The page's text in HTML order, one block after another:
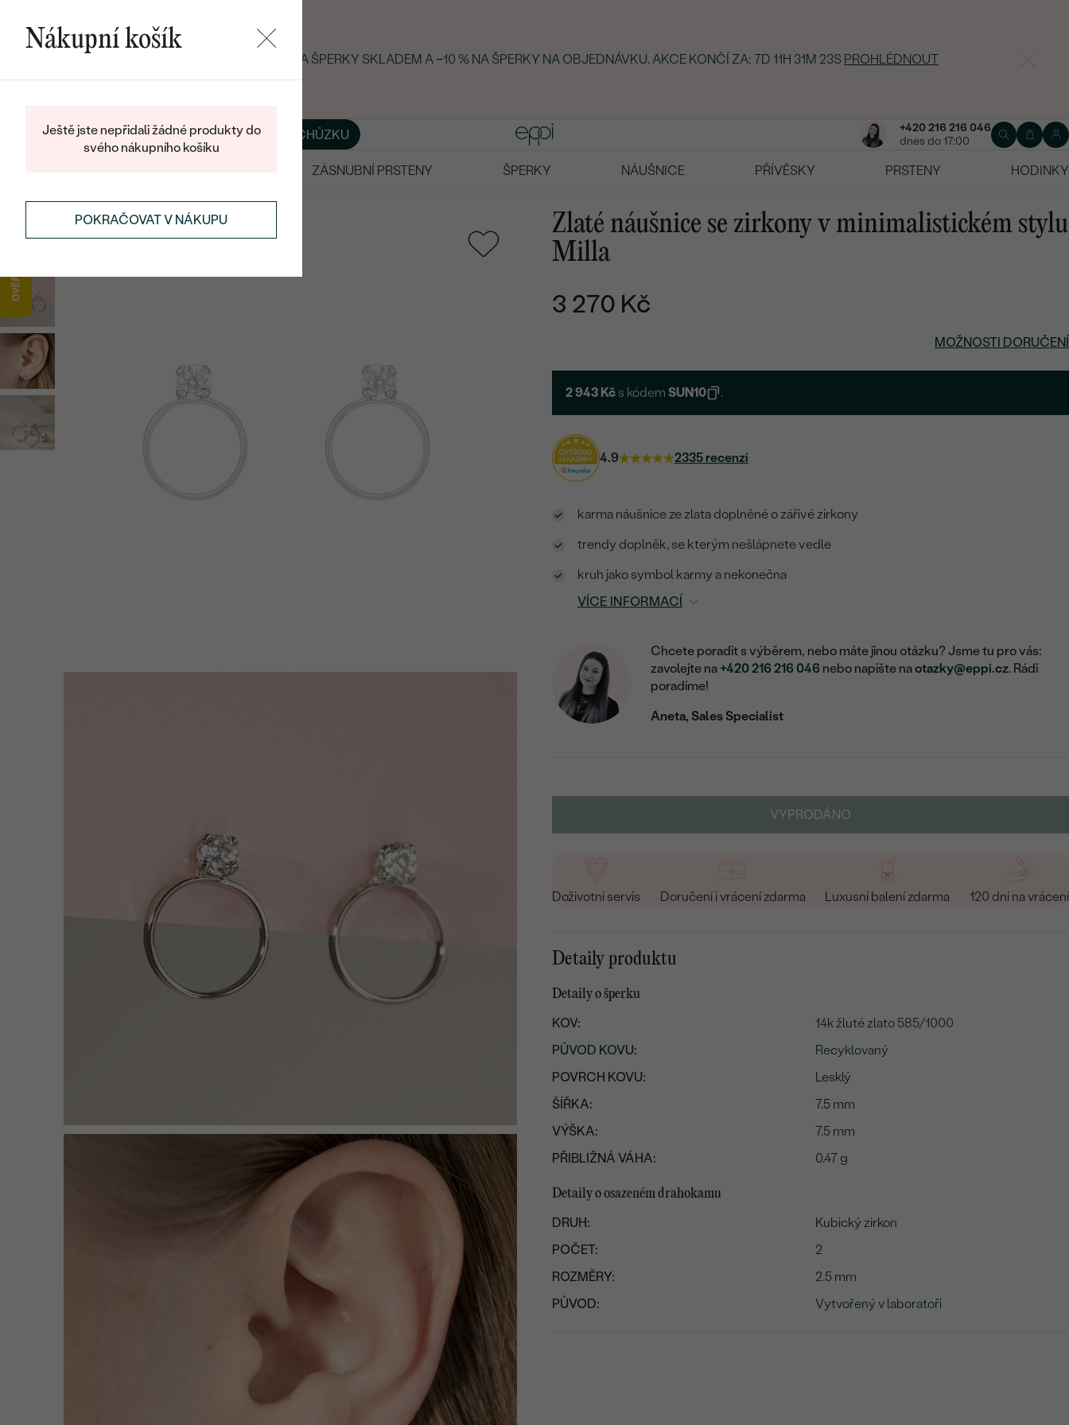
LETNÍ BLACK FRIDAY: −25 % NA ŠPERKY SKLADEM A −10 % NA ŠPERKY NA OBJEDNÁVKU. AKCE KONČÍ ZA: 7D 11H 31M 22S PROHLÉDNOUT
BLOGŠPERKY NA MÍRU DOMLUVIT SI SCHŮZKU
+420 216 216 046
dnes do 17:00
ZÁSNUBNÍ PRSTENY ŠPERKY NÁUŠNICE PŘÍVĚSKY PRSTENY
HODINKY
NÁUŠNICEZLATÉ NÁUŠNICE
Zlaté náušnice se zirkony v minimalistickém stylu
Milla
3 270 Kč
MOŽNOSTI DORUČENÍ
2 943 Kč s kódemSUN10 .
4.9 2335 recenzí
karma náušnice ze zlata doplněné o zářivé zirkony
trendy doplněk, se kterým nešlápnete vedle
kruh jako symbol karmy a nekonečna
VÍCE INFORMACÍ
Chcete poradit s výběrem, nebo máte jinou otázku? Jsme tu pro vás:
zavolejte na +420 216 216 046 nebo napište naotazky@eppi.cz. Rádi
poradíme!
Aneta, Sales Specialist
VYPRODÁNO
Doživotní servis Doručení i vrácení zdarma Luxusní balení zdarma 120 dní na vrácení
Detaily produktu
Detaily o šperku
KOV:
14k žluté zlato 585/1000
PŮVOD KOVU:
Recyklovaný
POVRCH KOVU:
Lesklý
ŠÍŘKA:
7.5 mm
VÝŠKA:
7.5 mm
PŘIBLIŽNÁ VÁHA:
0.47 g
Detaily o osazeném drahokamu
DRUH:
Kubický zirkon
POČET:
2
ROZMĚRY:
2.5 mm
PŮVOD:
Vytvořený v laboratoři
Nákupní košík
Ještě jste nepřidali žádné produkty do
svého nákupního košíku
POKRAČOVAT V NÁKUPU